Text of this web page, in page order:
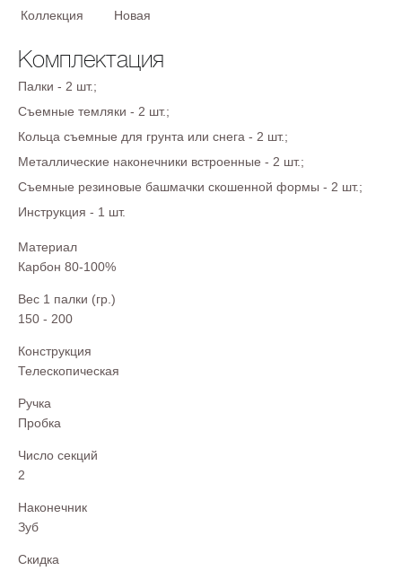
Коллекция
Новая
Комплектация
Палки - 2 шт.;
Съемные темляки - 2 шт.;
Кольца съемные для грунта или снега - 2 шт.;
Металлические наконечники встроенные - 2 шт.;
Съемные резиновые башмачки скошенной формы - 2 шт.;
Инструкция - 1 шт.
Материал
Карбон 80-100%
Вес 1 палки (гр.)
150 - 200
Конструкция
Телескопическая
Ручка
Пробка
Число секций
2
Наконечник
Зуб
Скидка